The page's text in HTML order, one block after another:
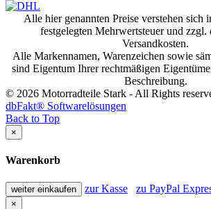
Alle hier genannten Preise verstehen sich
festgelegten Mehrwertsteuer und zzgl.
Versandkosten.
Alle Markennamen, Warenzeichen sowie
sind Eigentum Ihrer rechtmäßigen
Beschreibung.
© 2026 Motorradteile Stark - All Rights
dbFakt® Softwarelösungen
Back to Top
×
Warenkorb
weiter einkaufen zur Kasse zu PayPal
×